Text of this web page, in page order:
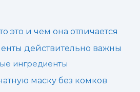
это и чем она отличается
действительно важны
ингредиенты
маску без комков